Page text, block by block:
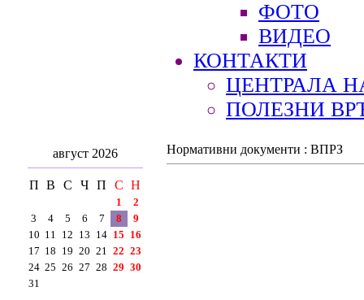
ФОТО
ВИДЕО
КОНТАКТИ
ЦЕНТРАЛА
ПОЛЕЗНИ
август 2026
П В С Ч П С Н
1
2
3
4 5 6 7 8
9
10 11 12 13 14 15 16
17 18 19 20 21 22 23
24 25 26 27 28 29 30
31
Нормативни документи : ВПРЗ